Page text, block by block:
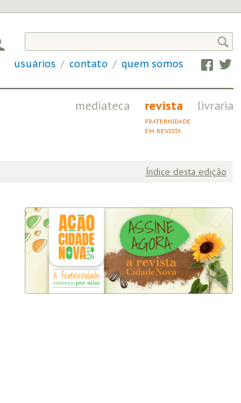
mediateca revista
FRATERNIDADE
EM REVISTA
livraria

usuários / contato / quem somos Facebook
Twitter
Índice desta edição